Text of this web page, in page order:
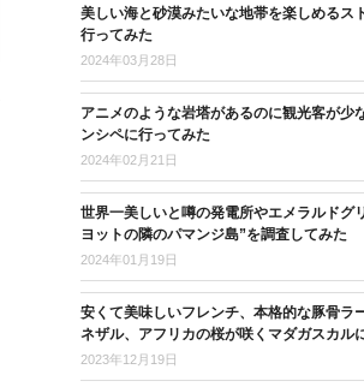
美しい海と砂漠みたいな地帯を楽しめるス
行ってみた
2024年03月28日
アニメのような岩塔があるのに観光客が少
ンシペに行ってみた
2024年02月21日
世界一美しいと噂の発電所やエメラルドグ
ヨットの隣のパマンジ島”を調査してみた
2024年01月19日
安くて美味しいフレンチ、本格的な豚骨ラ
ネザル、アフリカの桜が咲くマダガスカル
2023年12月19日